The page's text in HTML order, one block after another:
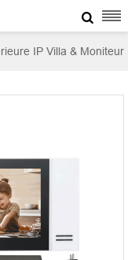

IP Villa & Moniteur